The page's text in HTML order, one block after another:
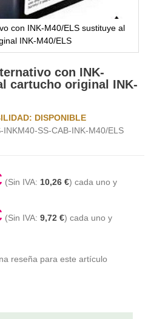
con INK-M40/ELS sustituye al
INK-M40/ELS
con INK-
cartucho original INK-
DISPONIBLE
INKM40-SS-CAB-INK-M40/ELS
10,26 € cada uno y
9,72 € cada uno y
reseña para este artículo